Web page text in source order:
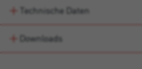
Technische Daten
Downloads